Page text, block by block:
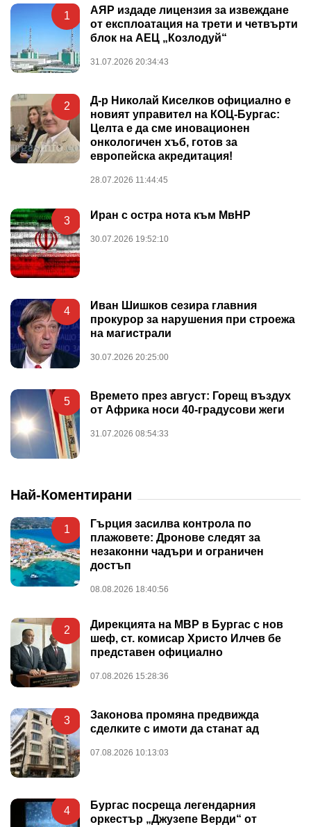
1
АЯР издаде лицензия за извеждане
от експлоатация на трети и четвърти
блок на АЕЦ „Козлодуй“
31.07.2026 20:34:43
2
Д-р Николай Киселков официално е
новият управител на КОЦ-Бургас:
Целта е да сме иновационен
онкологичен хъб, готов за
европейска акредитация!
28.07.2026 11:44:45
3 Иран с остра нота към МвНР
30.07.2026 19:52:10
4
Иван Шишков сезира главния
прокурор за нарушения при строежа
на магистрали
30.07.2026 20:25:00
5
Времето през август: Горещ въздух
от Африка носи 40-градусови жеги
31.07.2026 08:54:33
Най-Коментирани
1
Гърция засилва контрола по
плажовете: Дронове следят за
незаконни чадъри и ограничен
достъп
08.08.2026 18:40:56
2
Дирекцията на МВР в Бургас с нов
шеф, ст. комисар Христо Илчев бе
представен официално
07.08.2026 15:28:36
3
Законова промяна предвижда
сделките с имоти да станат ад
07.08.2026 10:13:03
4
Бургас посреща легендарния
оркестър „Джузепе Верди“ от